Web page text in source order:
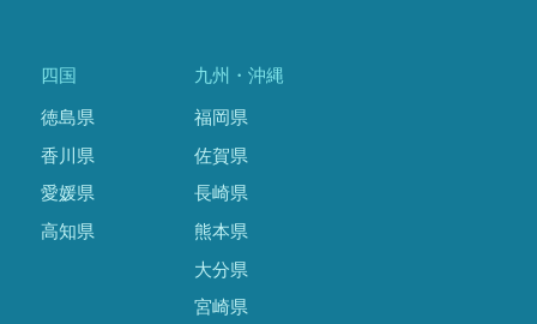
四国
徳島県
香川県
愛媛県
高知県
九州・沖縄
福岡県
佐賀県
長崎県
熊本県
大分県
宮崎県